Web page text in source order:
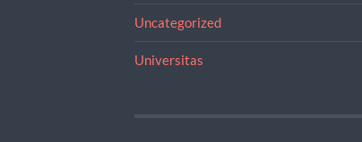
Uncategorized
Universitas